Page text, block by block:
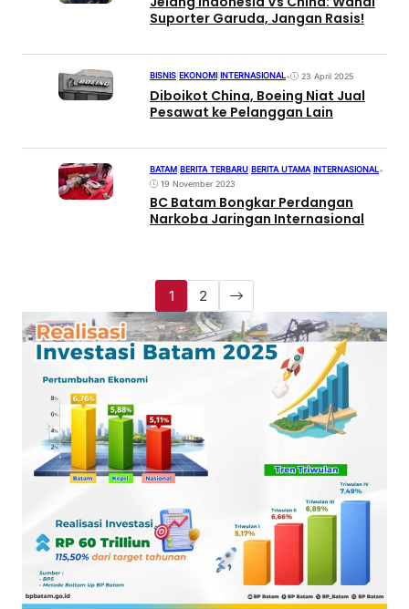
Suporter Garuda, Jangan Rasis!
BISNIS EKONOMI INTERNASIONAL• 23 April 2025
Diboikot China, Boeing Niat Jual
Pesawat ke Pelanggan Lain
BATAM BERITA TERBARU BERITA UTAMA INTERNASIONAL•
19 November 2023
BC Batam Bongkar Perdangan
Narkoba Jaringan Internasional
1 2